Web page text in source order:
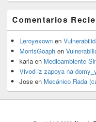
Comentarios
Leroyexown en
MorrisGoaph en
karla en Medioambiente
Vivod iz zapoya na
Jose en Mecánico Rada